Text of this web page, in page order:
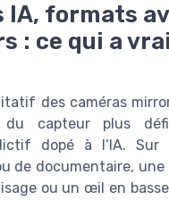
formats
: ce qui a
des caméras
du capteur plus
dopé à l’IA.
de documentaire,
ou un œil en